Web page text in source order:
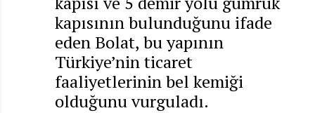
kapısının bulunduğunu ifade
eden Bolat, bu yapının
Türkiye’nin ticaret
faaliyetlerinin bel kemiği
olduğunu vurguladı.